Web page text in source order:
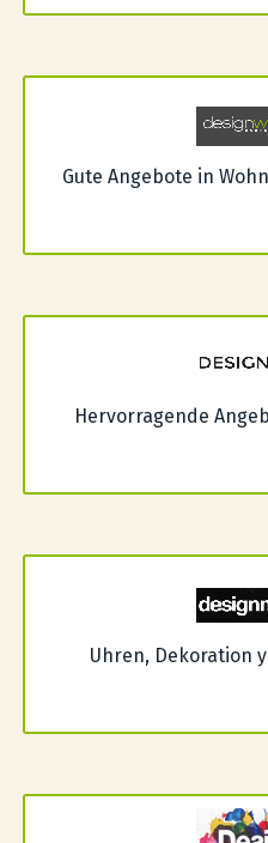
Gute Angebote in
Hervorragende
Uhren, Dekoration